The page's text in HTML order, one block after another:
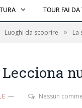
TOUR FAI DA
Luoghi da scoprire » La
Nessun